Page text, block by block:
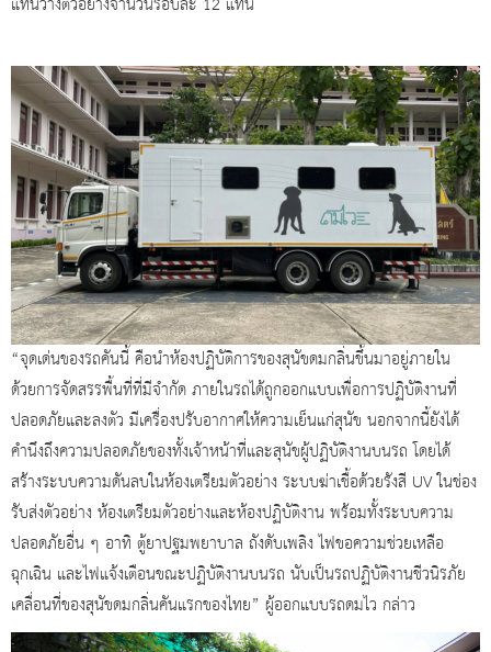
“จุดเด่นของรถคันนี้ คือนำห้องปฏิบัติการของสุนัขดมกลิ่นขึ้นมาอยู่ภายใน
ด้วยการจัดสรรพื้นที่ที่มีจำกัด ภายในรถได้ถูกออกแบบเพื่อการปฏิบัติงานที่
ปลอดภัยและลงตัว มีเครื่องปรับอากาศให้ความเย็นแก่สุนัข นอกจากนี้ยังได้
คำนึงถึงความปลอดภัยของทั้งเจ้าหน้าที่และสุนัขผู้ปฏิบัติงานบนรถ โดยได้
สร้างระบบความดันลบในห้องเตรียมตัวอย่าง ระบบฆ่าเชื้อด้วยรังสี UV ในช่อง
รับส่งตัวอย่าง ห้องเตรียมตัวอย่างและห้องปฏิบัติงาน พร้อมทั้งระบบความ
ปลอดภัยอื่น ๆ อาทิ ตู้ยาปฐมพยาบาล ถังดับเพลิง ไฟขอความช่วยเหลือ
ฉุกเฉิน และไฟแจ้งเตือนขณะปฏิบัติงานบนรถ นับเป็นรถปฏิบัติงานชีวนิรภัย
เคลื่อนที่ของสุนัขดมกลิ่นคันแรกของไทย” ผู้ออกแบบรถดมไว กล่าว